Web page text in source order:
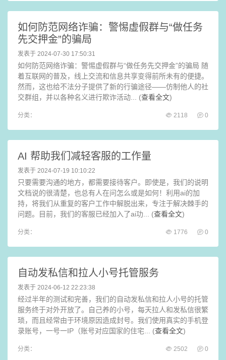
如何防范网络诈骗：警惕虚假群与“做任务
先交押金”的骗局
发表于 2024-07-30 17:50:31
如何防范网络诈骗：警惕虚假群与“做任务先交押金”的骗局 随
着互联网的普及，线上交流和信息共享变得前所未有的便捷。
然而，这也给不法分子提供了新的行骗途径——仿制他人的社
交群组，并以各种名义进行欺诈活动... (查看全文)
分类： 2118 0
AI 帮助我们减轻客服的工作量
发表于 2024-07-19 10:10:22
只要需要沟通的地方，都需要接待客户。即使是，我们的说明
文档说的很清楚，也总有人在问怎么或是如何！利用ai的加
持，将我们从重复的客户工作中解脱出来，专注于解决棘手的
问题。目前，我们的客服已经加入了ai功... (查看全文)
分类： 1776 0
自动发私信和拉人小号托管服务
发表于 2024-06-12 22:23:38
经过半年的测试和完善，我们的自动发私信和拉人小号的托管
服务终于对外开放了。自己养的小号，每天拉人和发私信很繁
琐，而且经常由于环境原因造成封号。我们使用真实的手机登
录账号，一号一IP（账号对应国家的住宅... (查看全文)
分类： 2502 0